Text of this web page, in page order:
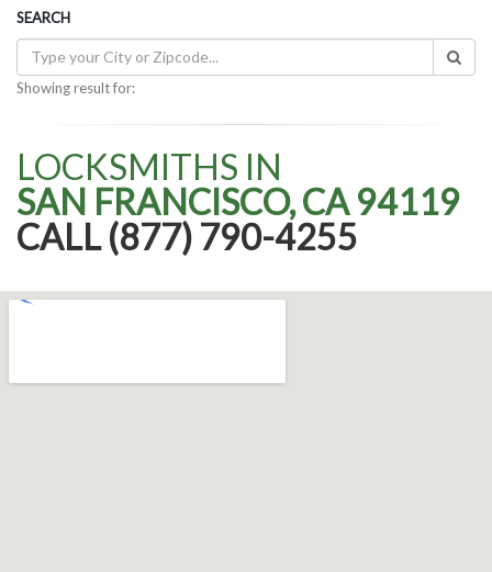
SEARCH
Showing result for:
LOCKSMITHS IN
SAN FRANCISCO, CA 94119
CALL (877) 790-4255